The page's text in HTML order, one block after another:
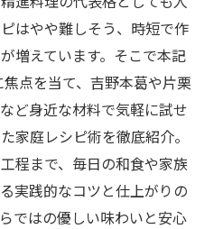
はやや難しそう、時短で作
増えています。そこで本記
点を当て、吉野本葛や片栗
ど身近な材料で気軽に試せ
家庭レシピ術を徹底紹介。
程まで、毎日の和食や家族
実践的なコツと仕上がりの
ではの優しい味わいと安心